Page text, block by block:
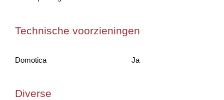
Technische voorzieningen
Domotica Ja
Diverse